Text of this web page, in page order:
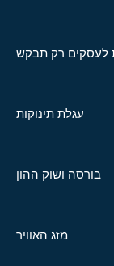
לעסקים רק תבקש
עגלת תינוקות
בורסה ושוק ההון
מזג האוויר